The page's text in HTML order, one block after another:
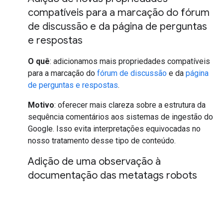
compatíveis para a marcação do fórum
de discussão e da página de perguntas
e respostas
O quê: adicionamos mais propriedades compatíveis
para a marcação do fórum de discussão e da página
de perguntas e respostas.
Motivo: oferecer mais clareza sobre a estrutura da
sequência comentários aos sistemas de ingestão do
Google. Isso evita interpretações equivocadas no
nosso tratamento desse tipo de conteúdo.
Adição de uma observação à
documentação das metatags robots